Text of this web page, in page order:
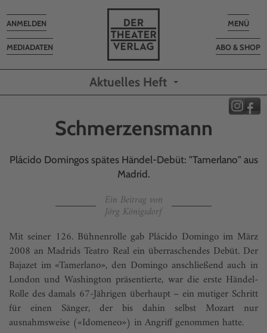
Toggle
MENÜ
ABO & SHOP
MEDIADATEN
Toggle
navigation
ANMELDEN
Aktuelles Heft
Schmerzensmann
Plácido Domingos spätes Händel-Debüt: "Tamerlano" aus
Madrid.
Ein Beitrag von
Jörg Königsdorf
Mit seiner 126. Bühnenrolle gab Plácido Domingo im März
2008 an Madrids Teatro Real ein überraschendes Debüt. Der
Bajazet im «Tamerlano», den Domingo anschließend auch in
London und Washington präsentierte, war die erste Händel-
Rolle des damals 67-Jährigen überhaupt – ein mutiger Schritt
für einen Sänger, der bis dahin selbst Mozart nur
ausnahmsweise («Idomeneo») in Angriff genommen hatte.